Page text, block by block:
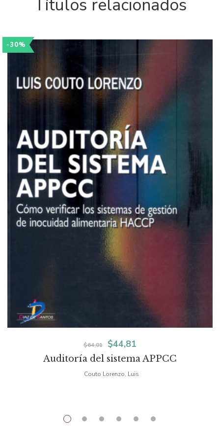
Títulos relacionados
-30%
Auditoría del sistema APPCC
$64,01
El
precio
original
$64,01.
$44,81
precio
actual
$44,81.
Couto Lorenzo, Luis